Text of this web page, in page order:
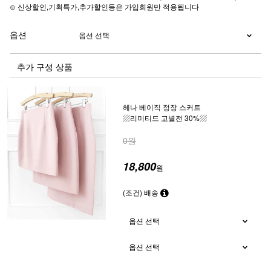
⊙ 신상할인,기획특가,추가할인등은 가입회원만 적용됩니다
옵션
추가 구성 상품
헤나 베이직 정장 스커트
▨리미티드 고별전 30%▨
0원
18,800원
(조건) 배송